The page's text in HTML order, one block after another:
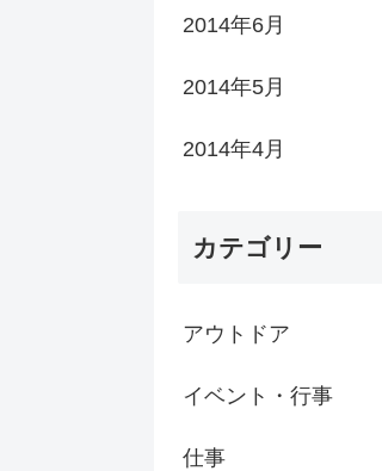
2014年6月
2014年5月
2014年4月
カテゴリー
アウトドア
イベント・行事
仕事